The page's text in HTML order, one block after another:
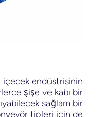
içecek endüstrisinin
şişe ve kabı bir
sağlam bir
tipleri için de